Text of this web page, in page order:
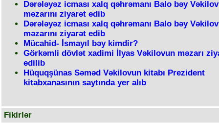
Dərələyəz icması xalq qəhrəmanı Balo bəy
məzarını ziyarət edib
Dərələyəz icması xalq qəhrəmanı Balo bəy
məzarını ziyarət edib
Mücahid- İsmayıl bəy kimdir?
Görkəmli dövlət xadimi İlyas Vəkilovun məzarı
edilib
Hüquqşünas Səməd Vəkilovun kitabı Prezident
kitabxanasının saytında yer alıb
Fikirlər